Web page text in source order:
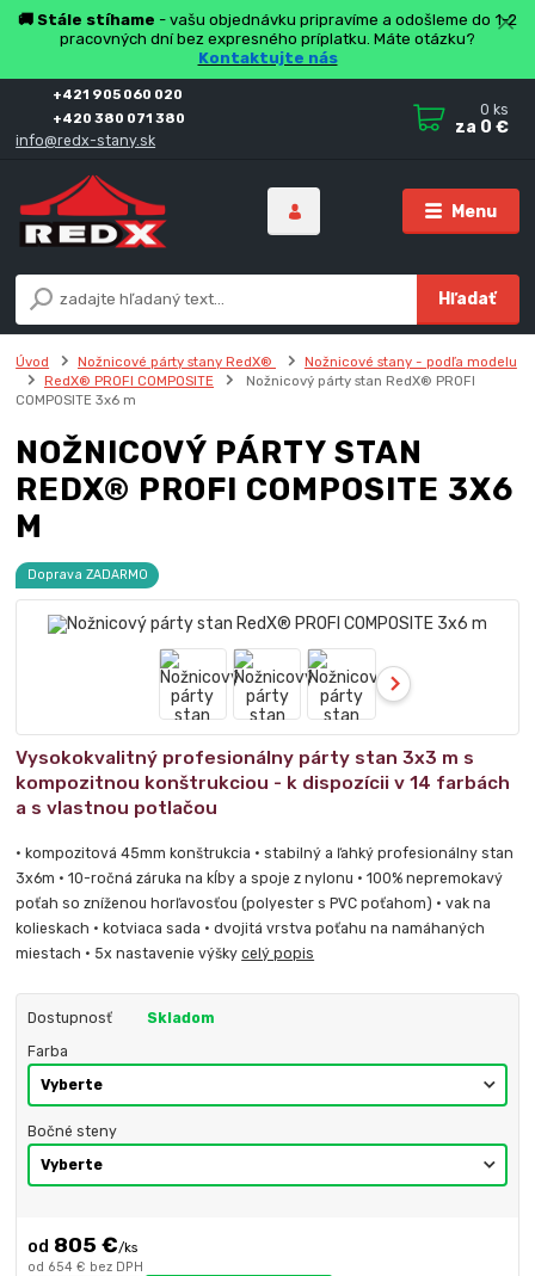
🚚 Stále stíhame - vašu objednávku pripravíme a odošleme do 1-2
pracovných dní bez expresného príplatku. Máte otázku?
Kontaktujte nás
Menu
Hľadať
+421 905 060 020
+420 380 071 380
info@redx-stany.sk
0 ks
za 0 €
Úvod Nožnicové párty stany RedX®
Nožnicové stany - podľa modelu
RedX® PROFI COMPOSITE
Nožnicový párty stan RedX® PROFI
COMPOSITE 3x6 m
NOŽNICOVÝ PÁRTY STAN
REDX® PROFI COMPOSITE 3X6
M
Doprava ZADARMO
Vysokokvalitný profesionálny párty stan 3x3 m s
kompozitnou konštrukciou - k dispozícii v 14 farbách
a s vlastnou potlačou
• kompozitová 45mm konštrukcia • stabilný a ľahký profesionálny stan
3x6m • 10-ročná záruka na kĺby a spoje z nylonu • 100% nepremokavý
poťah so zníženou horľavosťou (polyester s PVC poťahom) • vak na
kolieskach • kotviaca sada • dvojitá vrstva poťahu na namáhaných
miestach • 5x nastavenie výškycelý popis
Dostupnosť Skladom
Farba
Bočné steny
805 €/ks
od 654 € bez DPH